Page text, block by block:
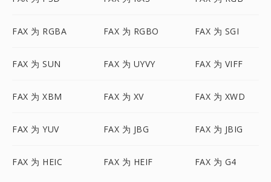
FAX 为 RGBA FAX 为 RGBO FAX 为 SGI
FAX 为 SUN FAX 为 UYVY FAX 为 VIFF
FAX 为 XBM FAX 为 XV FAX 为 XWD
FAX 为 YUV FAX 为 JBG FAX 为 JBIG
FAX 为 HEIC FAX 为 HEIF FAX 为 G4